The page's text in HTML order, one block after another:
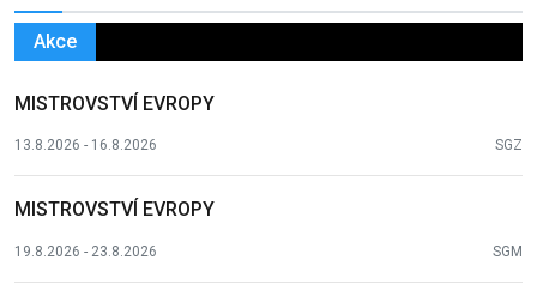
Akce
MISTROVSTVÍ EVROPY
13.8.2026 - 16.8.2026 SGZ
MISTROVSTVÍ EVROPY
19.8.2026 - 23.8.2026 SGM